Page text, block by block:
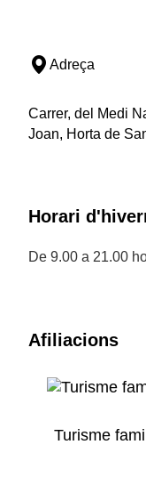
Adreça
Carrer, del Medi
Joan, Horta de
Horari
De 9.00 a 21.00
Afiliacions
Turisme